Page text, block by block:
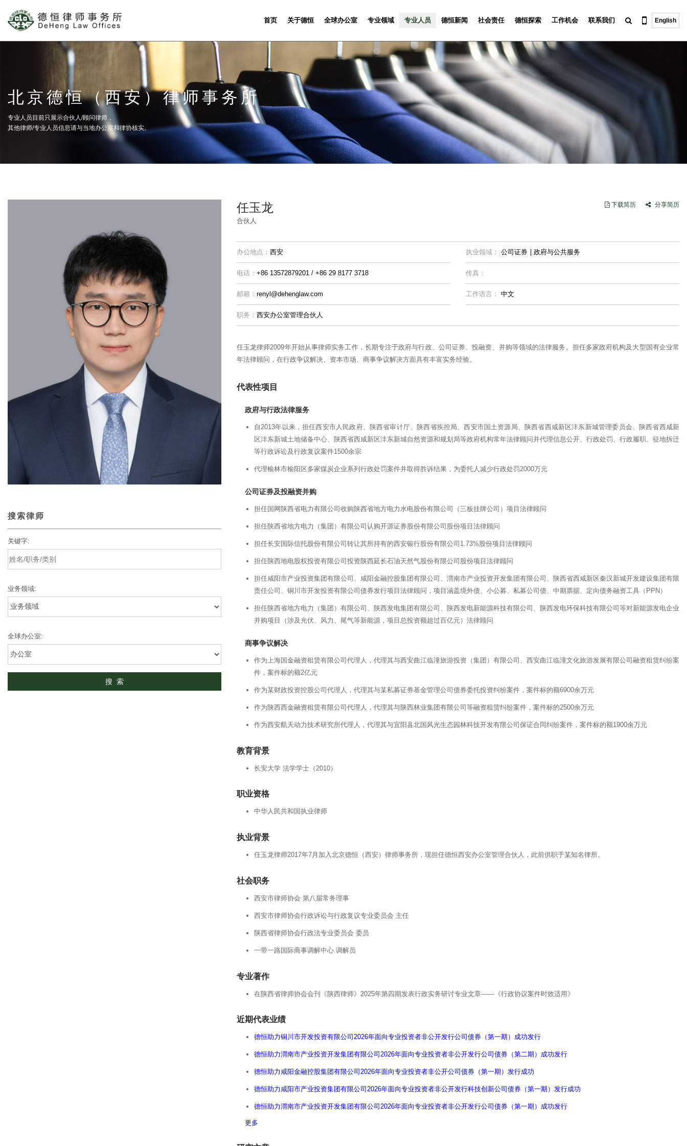
首页 关于德恒 全球办公室 专业领域 专业人员 德恒新闻 社会责任 德恒探索 工作机会 联系我们 English
北京德恒（西安）律师事务所
专业人员目前只展示合伙人/顾问律师，
其他律师/专业人员信息请与当地办公室和律协核实。
搜索律师
关键字:
业务领域:
全球办公室:
任玉龙
合伙人
下载简历 分享简历
办公地点： 西安 执业领域： 公司证券 政府与公共服务
电话： +86 13572879201 / +86 29 8177 3718 传真：
邮箱： renyl@dehenglaw.com 工作语言： 中文
职务： 西安办公室管理合伙人
任玉龙律师2009年开始从事律师实务工作，长期专注于政府与行政、公司证券、投融资、并购等领域的法律服务。担任多家政府机构及大型国有企业常
年法律顾问，在行政争议解决、资本市场、商事争议解决方面具有丰富实务经验。
代表性项目
政府与行政法律服务
自2013年以来，担任西安市人民政府、陕西省审计厅、陕西省疾控局、西安市国土资源局、陕西省西咸新区沣东新城管理委员会、陕西省西咸新
区沣东新城土地储备中心、陕西省西咸新区沣东新城自然资源和规划局等政府机构常年法律顾问并代理信息公开、行政处罚、行政履职、征地拆迁
等行政诉讼及行政复议案件1500余宗
代理榆林市榆阳区多家煤炭企业系列行政处罚案件并取得胜诉结果，为委托人减少行政处罚2000万元
公司证券及投融资并购
担任国网陕西省电力有限公司收购陕西省地方电力水电股份有限公司（三板挂牌公司）项目法律顾问
担任陕西省地方电力（集团）有限公司认购开源证券股份有限公司股份项目法律顾问
担任长安国际信托股份有限公司转让其所持有的西安银行股份有限公司1.73%股份项目法律顾问
担任陕西地电股权投资有限公司投资陕西延长石油天然气股份有限公司股份项目法律顾问
担任咸阳市产业投资集团有限公司、咸阳金融控股集团有限公司、渭南市产业投资开发集团有限公司、陕西省西咸新区秦汉新城开发建设集团有限
责任公司、铜川市开发投资有限公司债券发行项目法律顾问，项目涵盖境外债、小公募、私募公司债、中期票据、定向债务融资工具（PPN）
担任陕西省地方电力（集团）有限公司、陕西发电集团有限公司、陕西发电新能源科技有限公司、陕西发电环保科技有限公司等对新能源发电企业
并购项目（涉及光伏、风力、尾气等新能源，项目总投资额超过百亿元）法律顾问
商事争议解决
作为上海国金融资租赁有限公司代理人，代理其与西安曲江临潼旅游投资（集团）有限公司、西安曲江临潼文化旅游发展有限公司融资租赁纠纷案
件，案件标的额2亿元
作为某财政投资控股公司代理人，代理其与某私募证券基金管理公司债券委托投资纠纷案件，案件标的额6900余万元
作为陕西西金融资租赁有限公司代理人，代理其与陕西林业集团有限公司等融资租赁纠纷案件，案件标的2500余万元
作为西安航天动力技术研究所代理人，代理其与宜阳县北国风光生态园林科技开发有限公司保证合同纠纷案件，案件标的额1900余万元
教育背景
长安大学 法学学士（2010）
职业资格
中华人民共和国执业律师
执业背景
任玉龙律师2017年7月加入北京德恒（西安）律师事务所，现担任德恒西安办公室管理合伙人，此前供职于某知名律所。
社会职务
西安市律师协会 第八届常务理事
西安市律师协会行政诉讼与行政复议专业委员会 主任
陕西省律师协会行政法专业委员会 委员
一带一路国际商事调解中心 调解员
专业著作
在陕西省律师协会会刊《陕西律师》2025年第四期发表行政实务研讨专业文章——《行政协议案件时效适用》
近期代表业绩
德恒助力铜川市开发投资有限公司2026年面向专业投资者非公开发行公司债券（第一期）成功发行
德恒助力渭南市产业投资开发集团有限公司2026年面向专业投资者非公开发行公司债券（第二期）成功发行
德恒助力咸阳金融控股集团有限公司2026年面向专业投资者非公开公司债券（第一期）发行成功
德恒助力咸阳市产业投资集团有限公司2026年面向专业投资者非公开发行科技创新公司债券（第一期）发行成功
德恒助力渭南市产业投资开发集团有限公司2026年面向专业投资者非公开发行公司债券（第一期）成功发行
更多